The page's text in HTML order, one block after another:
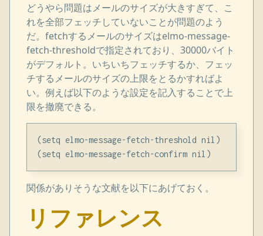
どうやら問題はメールのサイズが大きすぎて、こ
れを全部フェッチしていないことが問題のよう
だ。fetchするメールのサイズはelmo-message-
fetch-thresholdで指定されており、30000バイト
がデフォルト。いちいちフェッチするか、フェッ
チするメールのサイズの上限をとるかすればよ
い。例えば以下のような設定を記入することで上
限を撤廃できる。
(setq elmo-message-fetch-threshold nil)
関係がありそうな文献を以下にあげておく。
リファレンス